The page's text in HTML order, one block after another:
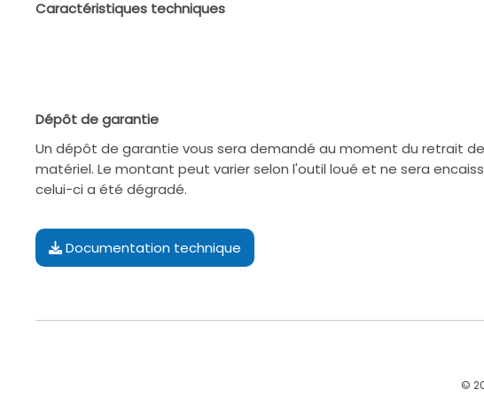
Caractéristiques techniques
Dépôt de garantie
Un dépôt de garantie vous sera demandé au moment du retrait
matériel. Le montant peut varier selon l'outil loué et ne sera
celui-ci a été dégradé.
Documentation technique
©